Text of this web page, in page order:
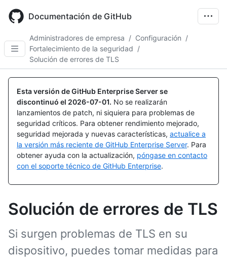
main
Documentación de GitHub
Administradores de empresa / Configuración /
Fortalecimiento de la seguridad /
Solución de errores de TLS
Esta versión de GitHub Enterprise Server se
discontinuó el 2026-07-01. No se realizarán
lanzamientos de patch, ni siquiera para problemas de
seguridad críticos. Para obtener rendimiento mejorado,
seguridad mejorada y nuevas características, actualice a
la versión más reciente de GitHub Enterprise Server. Para
obtener ayuda con la actualización, póngase en contacto
con el soporte técnico de GitHub Enterprise.
Solución de errores de TLS
Si surgen problemas de TLS en su
dispositivo, puedes tomar medidas para